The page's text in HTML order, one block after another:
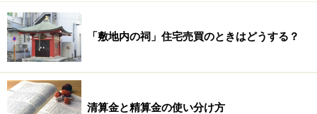
一方、マンションにおいては昨年９月に社団法人高層住
宅管理業協会から公表された「東日本大震災の被災状況
について」という資料で、旧耐震基準と新耐震基準で建
物被害に明確な差異はなかったことが示されています。
東北６県と関東１都６県の調査で、被災割合は新耐震基
「敷地内の祠」住宅売買のときはどうする？
清算金と精算金の使い分け方